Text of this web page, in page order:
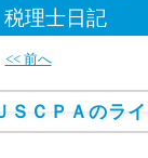
税理士日記
<< 前へ
ＳＣＰＡのラ